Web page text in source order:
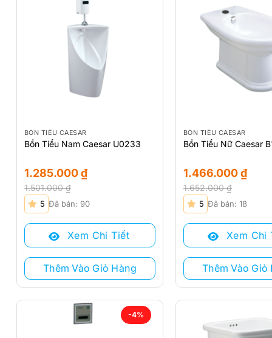
BỒN TIỂU CAESAR
Bồn Tiểu Nam Caesar U0233
1.501.000₫
Giá
gốc
là:
1.501.000 ₫.
1.285.000₫
Giá
hiện
tại
1.285.000 ₫.
5 Đã bán: 90
Xem Chi Tiết
Thêm Vào Giỏ Hàng
BỒN TIỂU CAESAR
Bồn Tiểu Nữ Caesar
1.652.000₫
Giá
gốc
là:
1.652.000 ₫.
1.466.000₫
Giá
hiện
tại
1.466.000 ₫.
5 Đã bán: 18
Xem Chi
Thêm Vào Giỏ
-4%